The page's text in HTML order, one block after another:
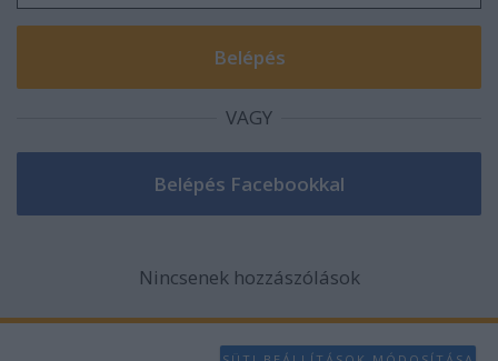
VAGY
Nincsenek hozzászólások